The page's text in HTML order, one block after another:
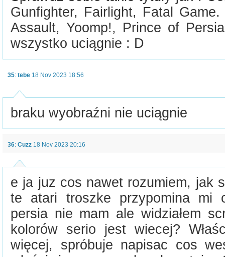
Gunfighter, Fairlight, Fatal
Assault, Yoomp!, Prince of
wszystko uciągnie : D
35: tebe 18 Nov 2023 18:56
braku wyobraźni nie uciągnie
36: Cuzz 18 Nov 2023 20:16
e ja juz cos nawet rozumiem, jak
te atari troszke przypomina mi
persia nie mam ale widziałem
kolorów serio jest wiecej?
więcej, spróbuje napisac cos